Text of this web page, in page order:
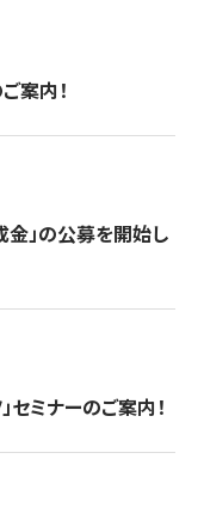
案内！
金」の公募を開始し
セミナーのご案内！